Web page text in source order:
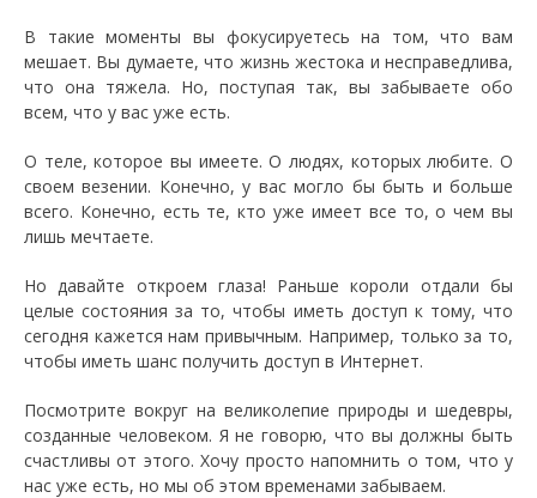
В такие моменты вы фокусируетесь на том, что вам
мешает. Вы думаете, что жизнь жестока и несправедлива,
что она тяжела. Но, поступая так, вы забываете обо
всем, что у вас уже есть.
О теле, которое вы имеете. О людях, которых любите. О
своем везении. Конечно, у вас могло бы быть и больше
всего. Конечно, есть те, кто уже имеет все то, о чем вы
лишь мечтаете.
Но давайте откроем глаза! Раньше короли отдали бы
целые состояния за то, чтобы иметь доступ к тому, что
сегодня кажется нам привычным. Например, только за то,
чтобы иметь шанс получить доступ в Интернет.
Посмотрите вокруг на великолепие природы и шедевры,
созданные человеком. Я не говорю, что вы должны быть
счастливы от этого. Хочу просто напомнить о том, что у
нас уже есть, но мы об этом временами забываем.